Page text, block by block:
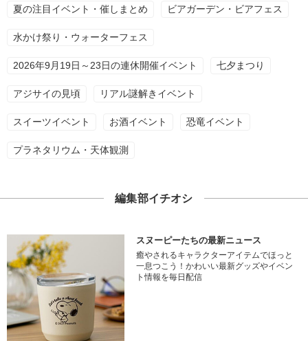
夏の注目イベント・催しまとめ ビアガーデン・ビアフェス
水かけ祭り・ウォーターフェス
2026年9月19日～23日の連休開催イベント 七夕まつり
アジサイの見頃 リアル謎解きイベント
スイーツイベント お酒イベント 恐竜イベント
プラネタリウム・天体観測
編集部イチオシ
スヌーピーたちの最新ニュース
癒やされるキャラクターアイテムでほっと
一息つこう！かわいい最新グッズやイベン
ト情報を毎日配信